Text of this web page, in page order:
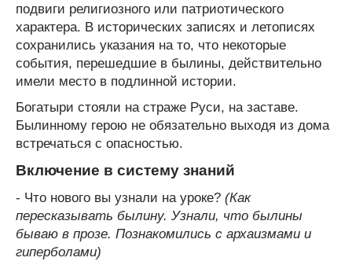
подвиги религиозного или патриотического
характера. В исторических записях и летописях
сохранились указания на то, что некоторые
события, перешедшие в былины, действительно
имели место в подлинной истории.
Богатыри стояли на страже Руси, на заставе.
Былинному герою не обязательно выходя из дома
встречаться с опасностью.
Включение в систему знаний
- Что нового вы узнали на уроке? (Как
пересказывать былину. Узнали, что былины
бываю в прозе. Познакомились с архаизмами и
гиперболами)